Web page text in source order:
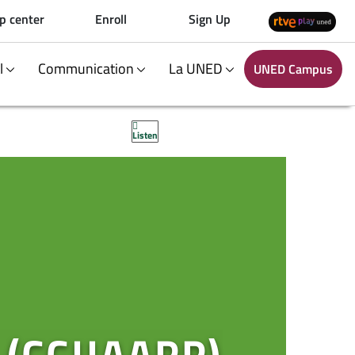
center Enroll Sign Up
Communication La UNED UNED Campus
Listen